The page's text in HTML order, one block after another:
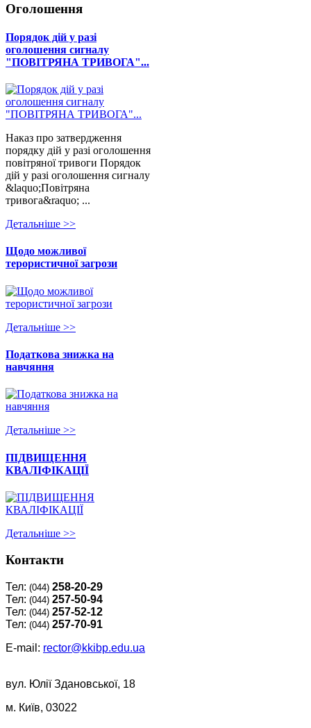
Оголошення
Порядок дій у разі
оголошення сигналу
"ПОВІТРЯНА ТРИВОГА"...
Наказ про затвердження
порядку дій у разі оголошення
повітряної тривоги Порядок
дій у разі оголошення сигналу
&laquo;Повітряна
тривога&raquo; ...
Детальнiше >>
Щодо можливої
терористичної загрози
Детальнiше >>
Податкова знижка на
навчяння
Детальнiше >>
ПІДВИЩЕННЯ
КВАЛІФІКАЦІЇ
Детальнiше >>
Контакти
Тел: (044) 258-20-29
Тел: (044) 257-50-94
Тел: (044) 257-52-12
Тел: (044) 257-70-91
E-mail: rector@kkibp.edu.ua
вул. Юлії Здановської, 18
м. Київ, 03022